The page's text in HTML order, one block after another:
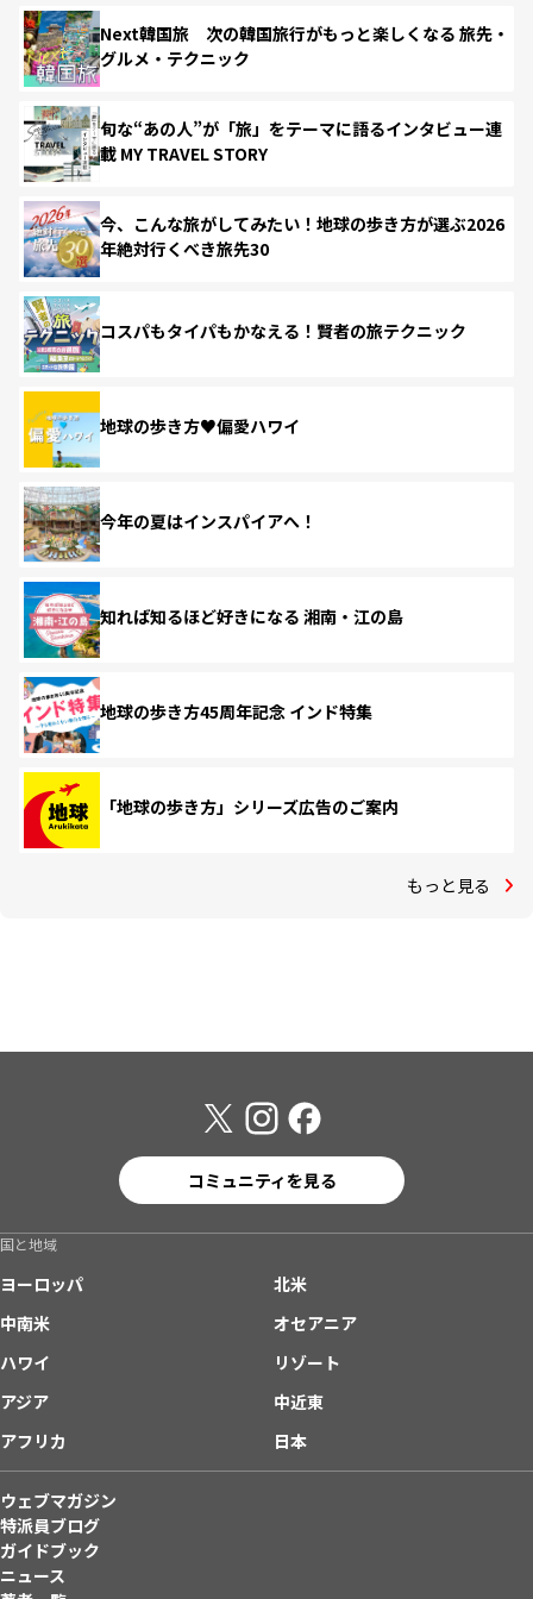
Next韓国旅 次の韓国旅行がもっと楽しくなる 旅先・
グルメ・テクニック
旬な“あの人”が「旅」をテーマに語るインタビュー連
載 MY TRAVEL STORY
今、こんな旅がしてみたい！地球の歩き方が選ぶ2026
年絶対行くべき旅先30
コスパもタイパもかなえる！賢者の旅テクニック
地球の歩き方♥偏愛ハワイ
今年の夏はインスパイアへ！
知れば知るほど好きになる 湘南・江の島
地球の歩き方45周年記念 インド特集
「地球の歩き方」シリーズ広告のご案内
もっと見る
コミュニティを見る
国と地域
ヨーロッパ
北米
中南米
オセアニア
ハワイ
リゾート
アジア
中近東
アフリカ
日本
ウェブマガジン
特派員ブログ
ガイドブック
ニュース